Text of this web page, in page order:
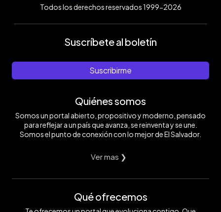
Todos los derechos reservados 1999-2026
Suscríbete al boletín
Suscribirme
Quiénes somos
Somos un portal abierto, propositivo y moderno, pensado
para reflejar a un país que avanza, se reinventa y se une.
Somos el punto de conexión con lo mejor de El Salvador.
Ver mas ❯
Qué ofrecemos